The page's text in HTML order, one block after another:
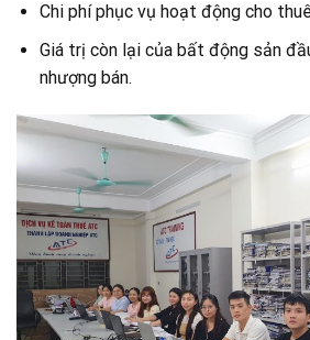
Chi phí phục vụ hoạt động cho
Giá trị còn lại của bất động sản
nhượng bán.